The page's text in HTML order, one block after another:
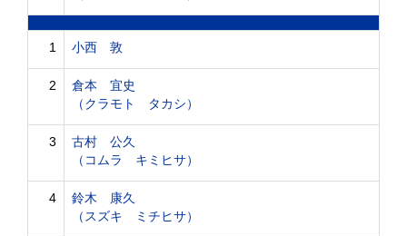
1 小西 敦
2
倉本 宜史
（クラモト タカシ）
3
古村 公久
（コムラ キミヒサ）
4
鈴木 康久
（スズキ ミチヒサ）